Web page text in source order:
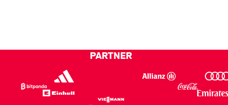
vor
erstem
Ligaspiel
gegen
PARTNER